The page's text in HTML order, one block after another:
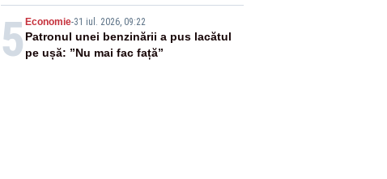
5 Economie-31 iul. 2026, 09:22
Patronul unei benzinării a pus lacătul
pe ușă: ”Nu mai fac față”